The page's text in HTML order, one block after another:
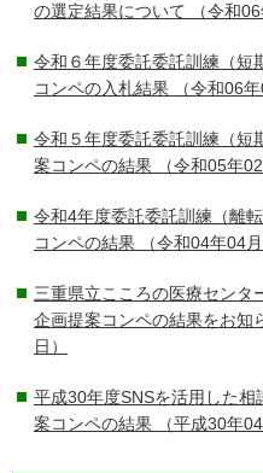
の選定結果について （令和
令和６年度委託委託訓練（短
コンペの入札結果 （令和06
令和５年度委託委託訓練（
案コンペの結果 （令和05年
令和4年度委託委託訓練（離
コンペの結果 （令和04年04月
三重県立こころの医療センタ
企画提案コンペの結果をお知
日）
平成30年度SNSを活用した
案コンペの結果 （平成30年